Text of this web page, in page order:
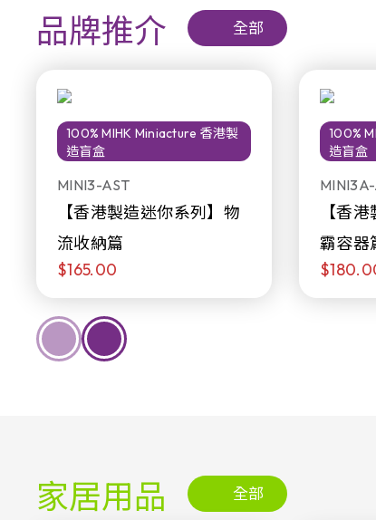
品牌推介 全部
100% MIHK Miniacture 香港製
造盲盒
MINI3-AST
【香港製造迷你系列】物
流收納篇
$165.00
100%
造盲盒
【香
霸容器
家居用品 全部